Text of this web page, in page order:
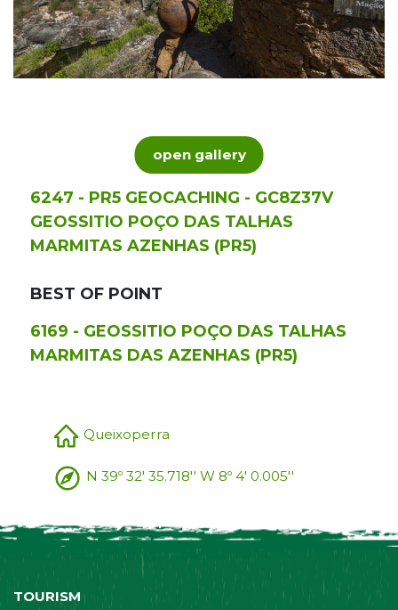
open gallery
6247 - PR5 GEOCACHING - GC8Z37V
GEOSSITIO POÇO DAS TALHAS
MARMITAS AZENHAS (PR5)
BEST OF POINT
6169 - GEOSSITIO POÇO DAS TALHAS
MARMITAS DAS AZENHAS (PR5)
Queixoperra
N 39º 32' 35.718'' W 8º 4' 0.005''
TOURISM